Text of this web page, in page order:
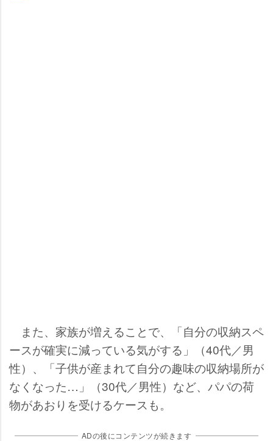
また、家族が増えることで、「自分の収納スペ
ースが確実に減っている気がする」（40代／男
性）、「子供が産まれて自分の趣味の収納場所が
なくなった…」（30代／男性）など、パパの荷
物があおりを受けるケースも。
ADの後にコンテンツが続きます